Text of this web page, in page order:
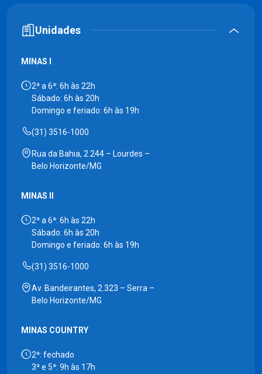
Unidades
MINAS I
2ª a 6ª: 6h às 22h
Sábado: 6h às 20h
Domingo e feriado: 6h às 19h
(31) 3516-1000
Rua da Bahia, 2.244 – Lourdes –
Belo Horizonte/MG
MINAS II
2ª a 6ª: 6h às 22h
Sábado: 6h às 20h
Domingo e feriado: 6h às 19h
(31) 3516-1000
Av. Bandeirantes, 2.323 – Serra –
Belo Horizonte/MG
MINAS COUNTRY
2ª: fechado
3ª e 5ª: 9h às 17h